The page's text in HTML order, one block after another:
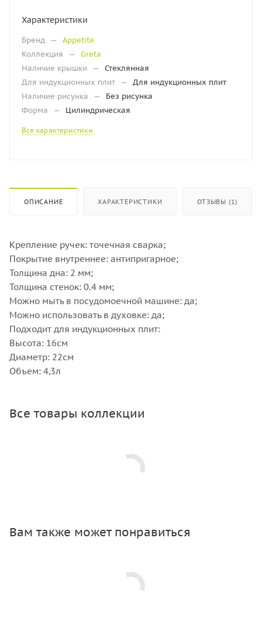
Характеристики
Бренд —
Appetite
Коллекция
—
Greta
Наличие крышки
—
Стеклянная
Для индукционных плит —
Для индукционных плит
Наличие рисунка
—
Без рисунка
Форма
— Цилиндрическая
Все характеристики
ОПИСАНИЕ ХАРАКТЕРИСТИКИ ОТЗЫВЫ (1)
Крепление ручек: точечная сварка;
Покрытие внутреннее: антипригарное;
Толщина дна: 2 мм;
Толщина стенок: 0.4 мм;
Можно мыть в посудомоечной машине: да;
Можно использовать в духовке: да;
Подходит для индукционных плит:
Высота: 16см
Диаметр: 22см
Объем: 4,3л
Все товары коллекции
Вам также может понравиться